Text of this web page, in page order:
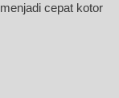
cepat kotor